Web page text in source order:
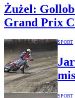
Żużel:
Grand Prix
SPORT
SPORT